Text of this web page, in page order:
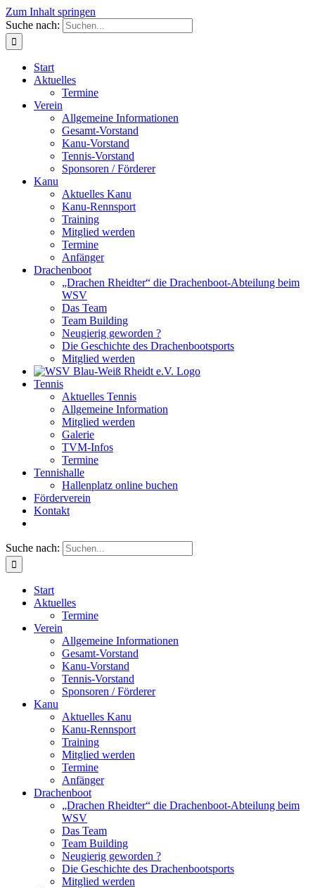
Zum Inhalt springen
Suche nach:
Start
Aktuelles
Termine
Verein
Allgemeine Informationen
Gesamt-Vorstand
Kanu-Vorstand
Tennis-Vorstand
Sponsoren / Förderer
Kanu
Aktuelles Kanu
Kanu-Rennsport
Training
Mitglied werden
Termine
Anfänger
Drachenboot
„Drachen Rheidter“ die Drachenboot-Abteilung beim
WSV
Das Team
Team Building
Neugierig geworden ?
Die Geschichte des Drachenbootsports
Mitglied werden
Tennis
Aktuelles Tennis
Allgemeine Information
Mitglied werden
Galerie
TVM-Infos
Termine
Tennishalle
Hallenplatz online buchen
Förderverein
Kontakt
Suche nach:
Start
Aktuelles
Termine
Verein
Allgemeine Informationen
Gesamt-Vorstand
Kanu-Vorstand
Tennis-Vorstand
Sponsoren / Förderer
Kanu
Aktuelles Kanu
Kanu-Rennsport
Training
Mitglied werden
Termine
Anfänger
Drachenboot
„Drachen Rheidter“ die Drachenboot-Abteilung beim
WSV
Das Team
Team Building
Neugierig geworden ?
Die Geschichte des Drachenbootsports
Mitglied werden